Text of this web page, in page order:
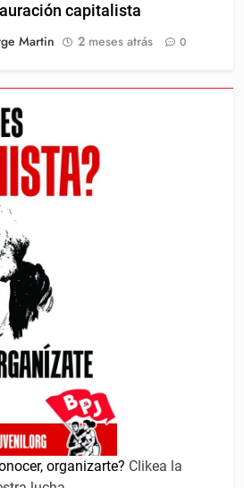
capitalista
Martin
2 meses atrás 0
organizarte? Clikea la